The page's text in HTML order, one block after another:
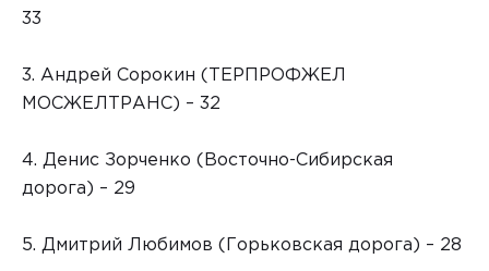
33
3. Андрей Сорокин (ТЕРПРОФЖЕЛ
МОСЖЕЛТРАНС) – 32
4. Денис Зорченко (Восточно-Сибирская
дорога) – 29
5. Дмитрий Любимов (Горьковская дорога) – 28